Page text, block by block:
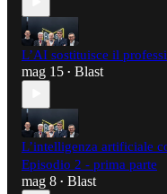
L’AI sostituisce il
mag 15 • Blast
L’intelligenza artificiale
Episodio 2 - prima parte
mag 8 • Blast